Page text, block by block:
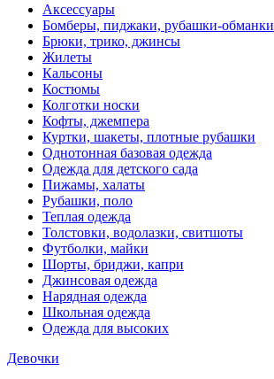
Аксессуары
Бомберы, пиджаки, рубашки-обманки
Брюки, трико, джинсы
Жилеты
Кальсоны
Костюмы
Колготки носки
Кофты, джемпера
Куртки, шакеты, плотные рубашки
Однотонная базовая одежда
Одежда для детского сада
Пижамы, халаты
Рубашки, поло
Теплая одежда
Толстовки, водолазки, свитшоты
Футболки, майки
Шорты, бриджи, капри
Джинсовая одежда
Нарядная одежда
Школьная одежда
Одежда для высоких
Девочки